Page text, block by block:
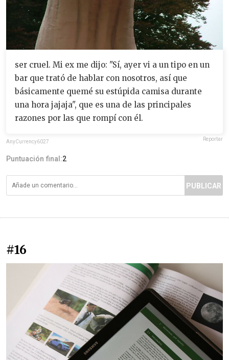
ser cruel. Mi ex me dijo: "Sí, ayer vi a un tipo en un
bar que trató de hablar con nosotros, así que
básicamente quemé su estúpida camisa durante
una hora jajaja", que es una de las principales
razones por las que rompí con él.
AnyCurrency6027 Reportar
Puntuación final:2
PUBLICAR
#16